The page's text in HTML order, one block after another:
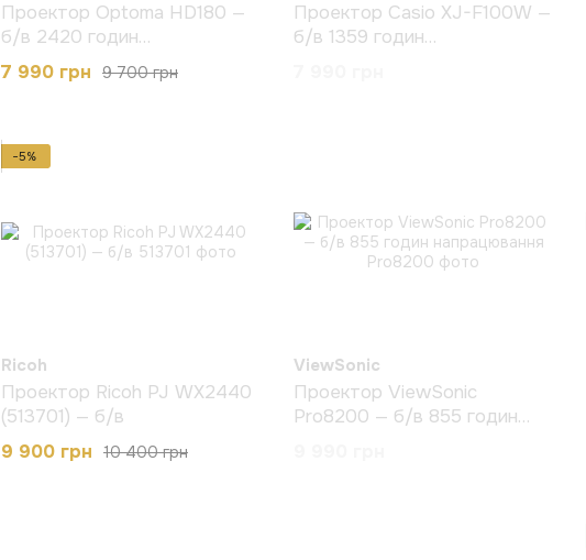
Проектор Optoma HD180 —
б/в 2420 годин
напрацювання9 700 грн
7 990 грн
Проектор Casio XJ-F100W —
б/в 1359 годин
−5%
Ricoh
Проектор Ricoh PJ WX2440
(513701) — б/в
10 400 грн
9 900 грн
ViewSonic
Проектор ViewSonic
Pro8200 — б/в 855 годин